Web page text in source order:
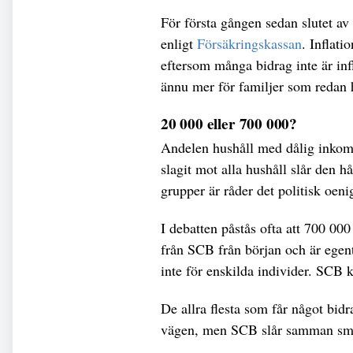
För första gången sedan slutet
enligt Försäkringskassan.
eftersom många bidrag inte är
ännu mer för familjer som redan
20 000 eller 700 000?
Andelen hushåll med dålig
slagit mot alla hushåll slår den
grupper är råder det politisk
I debatten påstås ofta att 700
från SCB från början och är
inte för enskilda individer. SCB
De allra flesta som får något
vägen, men SCB slår samman